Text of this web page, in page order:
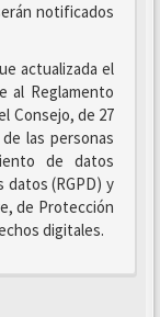
notificados
actualizada el
al Reglamento
Consejo, de 27
las personas
de datos
datos (RGPD) y
de Protección
digitales.